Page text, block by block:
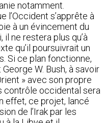
notamment.
l’Occident s’apprête à
à un évincement du
il ne restera plus qu’à
qu’il poursuivrait un
Si ce plan fonctionne,
W. Bush, à savoir
» avec son propre
contrôle occidental sera
effet, ce projet, lancé
de l’Irak par les